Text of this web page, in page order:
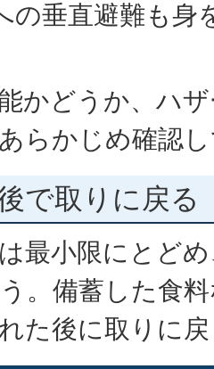
の垂直避難も身
かどうか、ハ
らかじめ確認
で取りに戻る
最小限にとど
。備蓄した食
た後に取りに